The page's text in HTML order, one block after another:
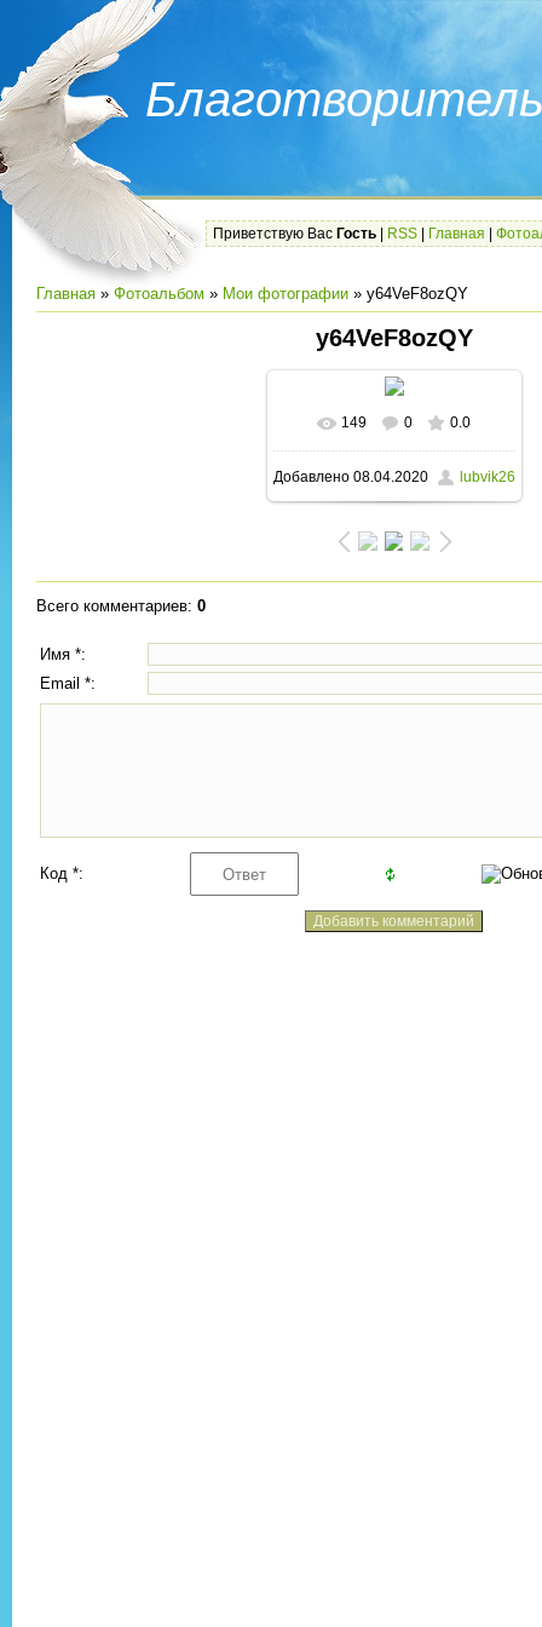
Приветствую Вас Гость RSS Главная
Главная » Фотоальбом » Мои фотографии » y64VeF8ozQY
y64VeF8ozQY
В реальном размере
960x1280/ 279.1Kb
149 0 0.0
Добавлено08.04.2020 lubvik26
Всего комментариев: 0
Имя *:
Email *:
Код *: